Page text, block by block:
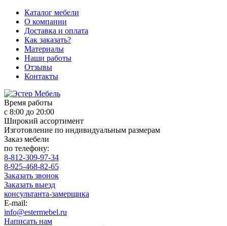
Каталог мебели
О компании
Доставка и оплата
Как заказать?
Материалы
Наши работы
Отзывы
Контакты
Время работы
с 8:00 до 20:00
Широкий ассортимент
Изготовление по индивидуальным размерам
Заказ мебели
по телефону:
8-812-309-97-34
8-925-468-82-65
Заказать звонок
Заказать выезд
консультанта-замерщика
E-mail:
info@estermebel.ru
Написать нам